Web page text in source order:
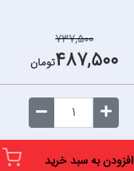
737,500
487,500تومان
افزودن به سبد خرید